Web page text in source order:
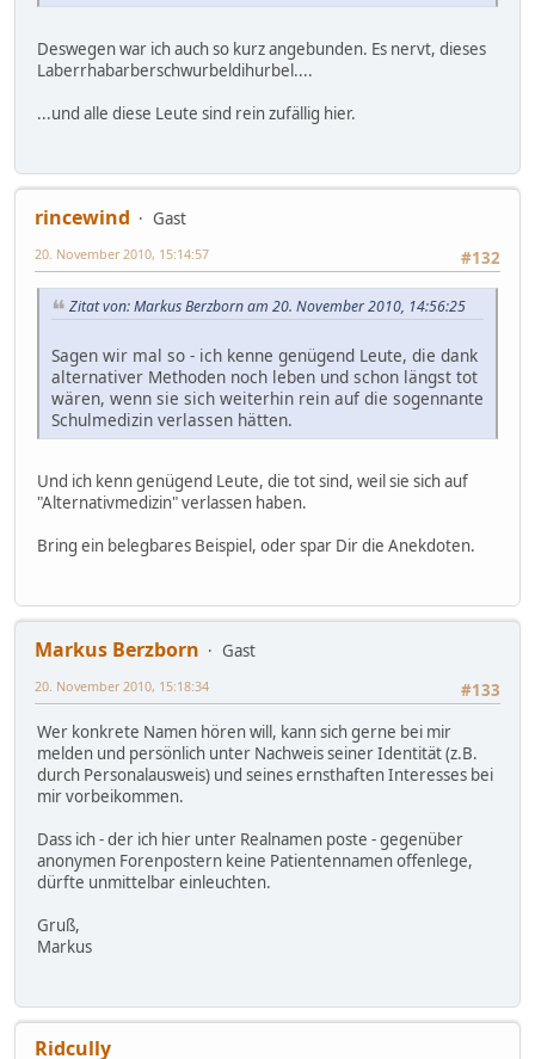
Deswegen war ich auch so kurz angebunden. Es nervt, dieses
Laberrhabarberschwurbeldihurbel....
...und alle diese Leute sind rein zufällig hier.
rincewind
Gast
#132
20. November 2010, 15:14:57
Zitat von: Markus Berzborn am 20. November 2010, 14:56:25
Sagen wir mal so - ich kenne genügend Leute, die dank
alternativer Methoden noch leben und schon längst tot
wären, wenn sie sich weiterhin rein auf die sogennante
Schulmedizin verlassen hätten.
Und ich kenn genügend Leute, die tot sind, weil sie sich auf
"Alternativmedizin" verlassen haben.
Bring ein belegbares Beispiel, oder spar Dir die Anekdoten.
Markus Berzborn
Gast
#133
20. November 2010, 15:18:34
Wer konkrete Namen hören will, kann sich gerne bei mir
melden und persönlich unter Nachweis seiner Identität (z.B.
durch Personalausweis) und seines ernsthaften Interesses bei
mir vorbeikommen.
Dass ich - der ich hier unter Realnamen poste - gegenüber
anonymen Forenpostern keine Patientennamen offenlege,
dürfte unmittelbar einleuchten.
Gruß,
Markus
Ridcully